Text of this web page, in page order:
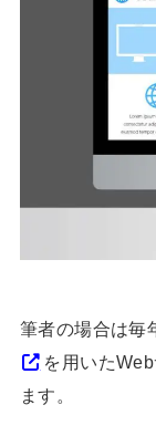
筆者の場合は毎
を用いた
ます。